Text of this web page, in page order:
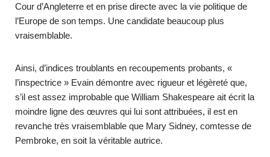
Cour d’Angleterre et en prise directe avec la vie politique de
l’Europe de son temps. Une candidate beaucoup plus
vraisemblable.
Ainsi, d’indices troublants en recoupements probants, «
l’inspectrice » Evain démontre avec rigueur et légèreté que,
s’il est assez improbable que William Shakespeare ait écrit la
moindre ligne des œuvres qui lui sont attribuées, il est en
revanche très vraisemblable que Mary Sidney, comtesse de
Pembroke, en soit la véritable autrice.